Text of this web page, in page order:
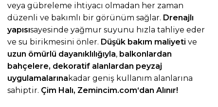
veya gübreleme ihtiyacı olmadan her zaman
düzenli ve bakımlı bir görünüm sağlar. Drenajlı
yapısısayesinde yağmur suyunu hızla tahliye eder
ve su birikmesini önler. Düşük bakım maliyeti ve
uzun ömürlü dayanıklılığıyla, balkonlardan
bahçelere, dekoratif alanlardan peyzaj
uygulamalarına kadar geniş kullanım alanlarına
sahiptir. Çim Halı, Zemincim.com‘dan Alınır!